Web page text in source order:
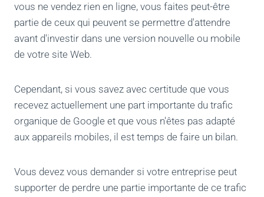
vous ne vendez rien en ligne, vous faites peut-être
partie de ceux qui peuvent se permettre d'attendre
avant d'investir dans une version nouvelle ou mobile
de votre site Web.
Cependant, si vous savez avec certitude que vous
recevez actuellement une part importante du trafic
organique de Google et que vous n'êtes pas adapté
aux appareils mobiles, il est temps de faire un bilan.
Vous devez vous demander si votre entreprise peut
supporter de perdre une partie importante de ce trafic